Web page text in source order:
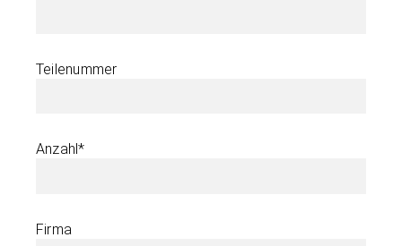
Teilenummer
Anzahl*
Firma